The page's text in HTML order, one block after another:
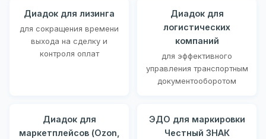
Диадок для лизинга
для сокращения времени
выхода на сделку и
контроля оплат
Диадок для
логистических
компаний
для эффективного
управления транспортным
документооборотом
Диадок для
маркетплейсов (Ozon,
ЭДО для маркировки
Честный ЗНАК